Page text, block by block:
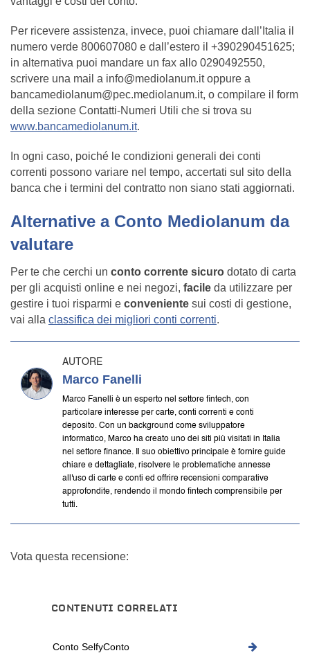
Per ricevere assistenza, invece, puoi chiamare dall’Italia il
numero verde 800607080 e dall’estero il +390290451625;
in alternativa puoi mandare un fax allo 0290492550,
scrivere una mail a info@mediolanum.itoppure a
bancamediolanum@pec.mediolanum.it, o compilare il form
della sezione Contatti-Numeri Utili che si trova su
www.bancamediolanum.it.
In ogni caso, poiché le condizioni generali dei conti
correnti possono variare nel tempo, accertati sul sito della
banca che i termini del contratto non siano stati aggiornati.
Alternative a Conto Mediolanum da
valutare
Per te che cerchi un conto corrente sicuro dotato di carta
per gli acquisti online e nei negozi, facile da utilizzare per
gestire i tuoi risparmi e conveniente sui costi di gestione,
vai alla classifica dei migliori conti correnti.
AUTORE
Marco Fanelli
Marco Fanelli è un esperto nel settore fintech, con
particolare interesse per carte, conti correnti e conti
deposito. Con un background come sviluppatore
informatico, Marco ha creato uno dei siti più visitati in Italia
nel settore finance. Il suo obiettivo principale è fornire guide
chiare e dettagliate, risolvere le problematiche annesse
all'uso di carte e conti ed offrire recensioni comparative
approfondite, rendendo il mondo fintech comprensibile per
tutti.
Vota questa recensione:
CONTENUTI CORRELATI
Conto SelfyConto